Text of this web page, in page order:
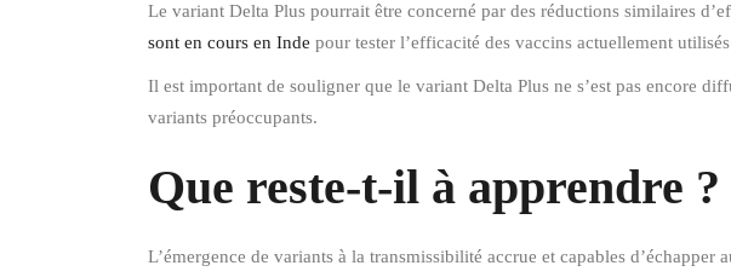
Le variant Delta Plus pourrait être concerné par des réductions similaires
sont en cours en Inde pour tester l’efficacité des vaccins actuellement
Il est important de souligner que le variant Delta Plus ne s’est pas encore
variants préoccupants.
Que reste-t-il à apprendre ?
L’émergence de variants à la transmissibilité accrue et capables